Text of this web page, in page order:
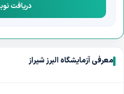
دریافت
معرفی آزمایشگاه البرز شیراز